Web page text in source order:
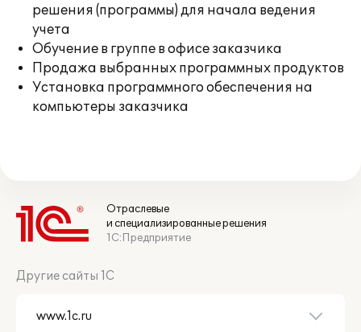
решения (программы) для начала ведения
учета
Обучение в группе в офисе заказчика
Продажа выбранных программных продуктов
Установка программного обеспечения на
компьютеры заказчика
Отраслевые
и специализированные решения
1С:Предприятие
Другие сайты 1С